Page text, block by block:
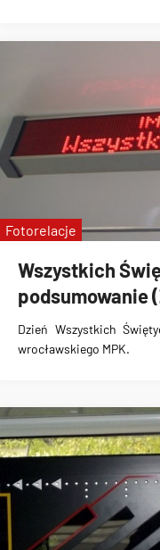
Wszystkich
podsumowanie
Dzień Wszystkich
wrocławskiego MPK.
Fotorelacje